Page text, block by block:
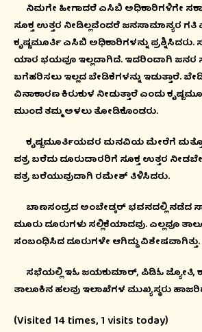
ನಿಮಗೇ ಹೀಗಾದರೆ ಎಸಿಬಿ ಅಧಿಕಾರಿಗಳಿಗೇ
ಸೂಕ್ತ ಉತ್ತರ ನೀಡಿಲ್ಲವೆಂದರೆ ಜನಸಾಮಾನ್ಯರ ಗತಿ
ಕೃಷ್ಣಮೂರ್ತಿ ಎಸಿಬಿ ಅಧಿಕಾರಿಗಳನ್ನು
ಯಾರ ಭಯವೂ ಇಲ್ಲದಾಗಿದೆ. ಇದರಿಂದಾಗಿ ಜನರ
ಬಗೆಹರಿಸಲು ಇಲ್ಲದ ಬೇಡಿಕೆಗಳನ್ನು ಇಡುತ್ತಾರೆ.
ವಿನಾಕಾರಣ ಕಿರುಕುಳ ನೀಡುತ್ತಾರೆ ಎಂದು
ಮುಂದೆ ತಮ್ಮ ಅಳಲು ತೋಡಿಕೊಂಡರು.
ಕೃಷ್ಣಮೂರ್ತಿಯವರ ಮನವಿಯ ಮೇರೆಗೆ
ಪತ್ರ ಬರೆದು ದೂರುದಾರರಿಗೆ ಸೂಕ್ತ ಉತ್ತರ
ಪತ್ರ ಬರೆಯುವುದಾಗಿ ರಮೇಶ್ ತಿಳಿಸಿದರು.
ಬಾಣಸಂದ್ರದ ಅಂಬೇಡ್ಕರ್ ಭವನದಲ್ಲಿ ನಡೆದ
ಮೂರು ದೂರುಗಳು ಸಲ್ಲಿಕೆಯಾದವು. ಎಲ್ಲವೂ
ಸಂಬಂಧಿಸಿದ ದೂರುಗಳೇ ಆಗಿದ್ದು ವಿಶೇಷವಾಗಿತ್ತು.
ಸಭೆಯಲ್ಲಿ ಇಓ ಜಯಕುಮಾರ್, ಪಿಡಿಓ ಜ್ಯೋತಿ,
ತಾಲೂಕಿನ ಹಲವು ಇಲಾಖೆಗಳ ಮುಖ್ಯಸ್ಥರು
(Visited 14 times, 1 visits today)